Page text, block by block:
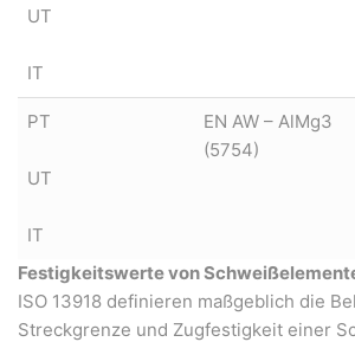
UT
IT
PT
UT
IT
EN AW – AlMg3
(5754)
Festigkeitswerte von
ISO 13918 definieren maßgeblich die
Streckgrenze und Zugfestigkeit einer